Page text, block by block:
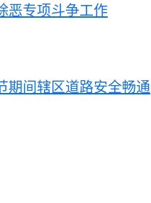
恶专项斗争工作
期间辖区道路安全畅通